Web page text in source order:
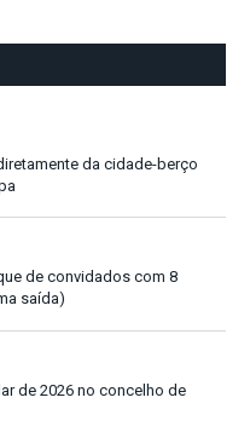
da cidade-berço
de convidados com 8
saída)
de 2026 no concelho de